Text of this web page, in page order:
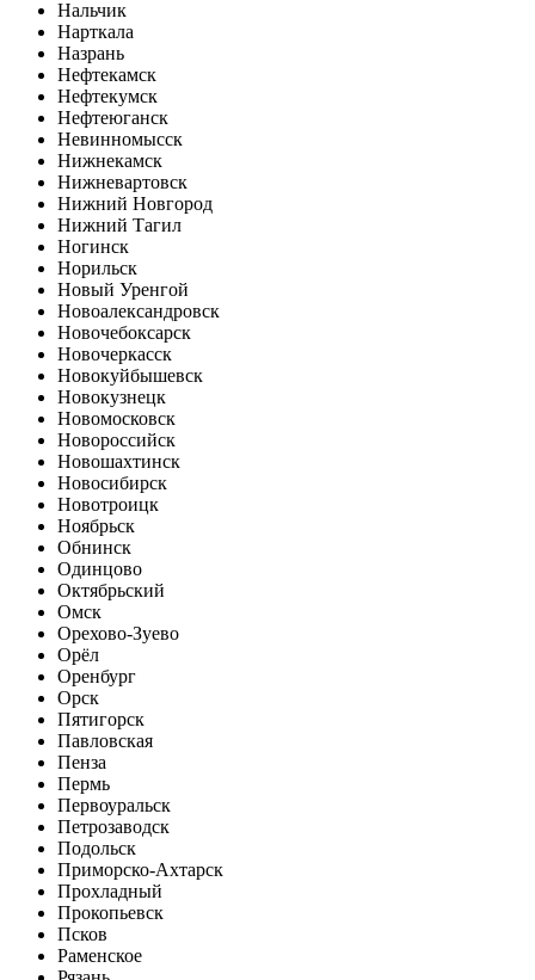
Нальчик
Нарткала
Назрань
Нефтекамск
Нефтекумск
Нефтеюганск
Невинномысск
Нижнекамск
Нижневартовск
Нижний Новгород
Нижний Тагил
Ногинск
Норильск
Новый Уренгой
Новоалександровск
Новочебоксарск
Новочеркасск
Новокуйбышевск
Новокузнецк
Новомосковск
Новороссийск
Новошахтинск
Новосибирск
Новотроицк
Ноябрьск
Обнинск
Одинцово
Октябрьский
Омск
Орехово-Зуево
Орёл
Оренбург
Орск
Пятигорск
Павловская
Пенза
Пермь
Первоуральск
Петрозаводск
Подольск
Приморско-Ахтарск
Прохладный
Прокопьевск
Псков
Раменское